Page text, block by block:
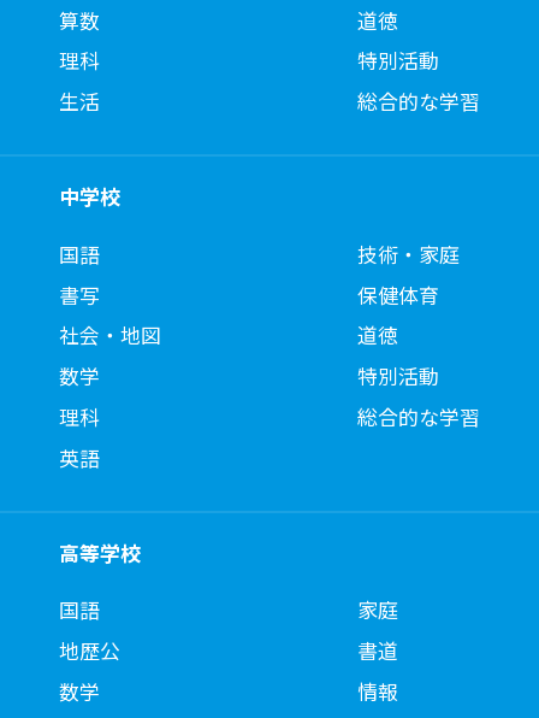
算数
理科
生活
道徳
特別活動
総合的な学習
中学校
国語
書写
社会・地図
数学
理科
英語
技術・家庭
保健体育
道徳
特別活動
総合的な学習
高等学校
国語
地歴公
数学
家庭
書道
情報